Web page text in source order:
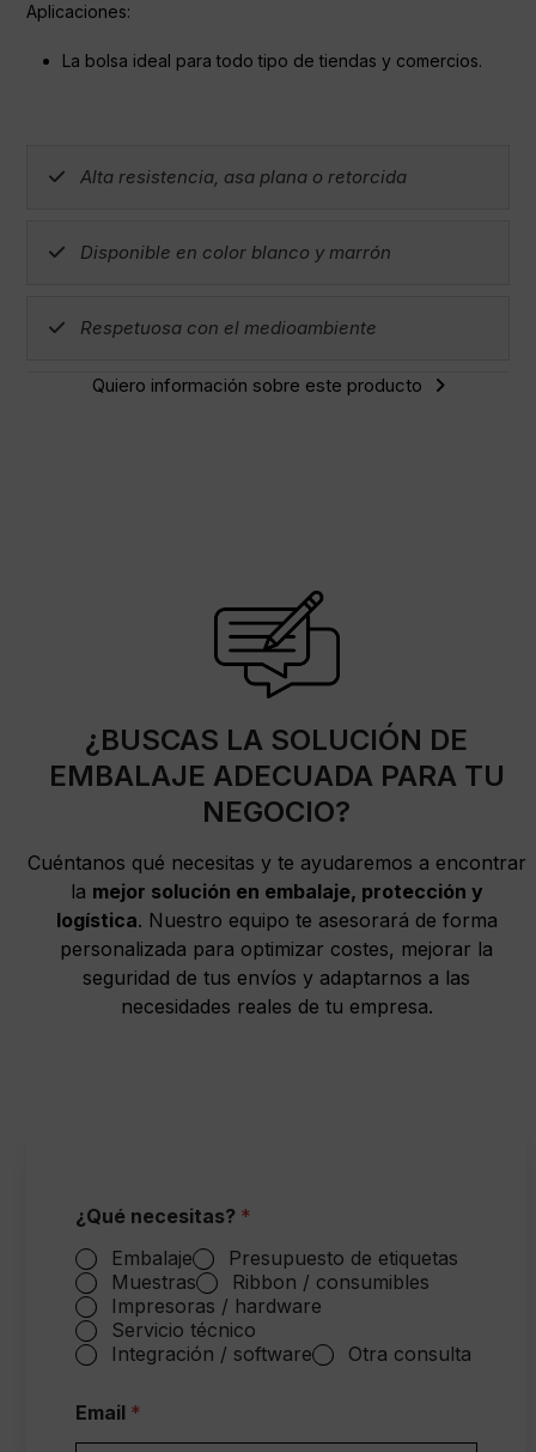
Aplicaciones:
La bolsa ideal para todo tipo de tiendas y comercios.
Alta resistencia, asa plana o retorcida
Disponible en color blanco y marrón
Respetuosa con el medioambiente
Quiero información sobre este producto
¿BUSCAS LA SOLUCIÓN DE
EMBALAJE ADECUADA PARA TU
NEGOCIO?
Cuéntanos qué necesitas y te ayudaremos a encontrar
la mejor solución en embalaje, protección y
logística. Nuestro equipo te asesorará de forma
personalizada para optimizar costes, mejorar la
seguridad de tus envíos y adaptarnos a las
necesidades reales de tu empresa.
¿Qué necesitas? *
Embalaje
Presupuesto de etiquetas
Muestras
Ribbon / consumibles
Impresoras / hardware
Servicio técnico
Integración / software
Otra consulta
Email *